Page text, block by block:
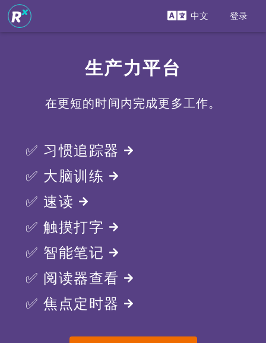
中文 登录
生产力平台
在更短的时间内完成更多工作。
✅ 习惯追踪器
✅ 大脑训练
✅ 速读
✅ 触摸打字
✅ 智能笔记
✅ 阅读器查看
✅ 焦点定时器